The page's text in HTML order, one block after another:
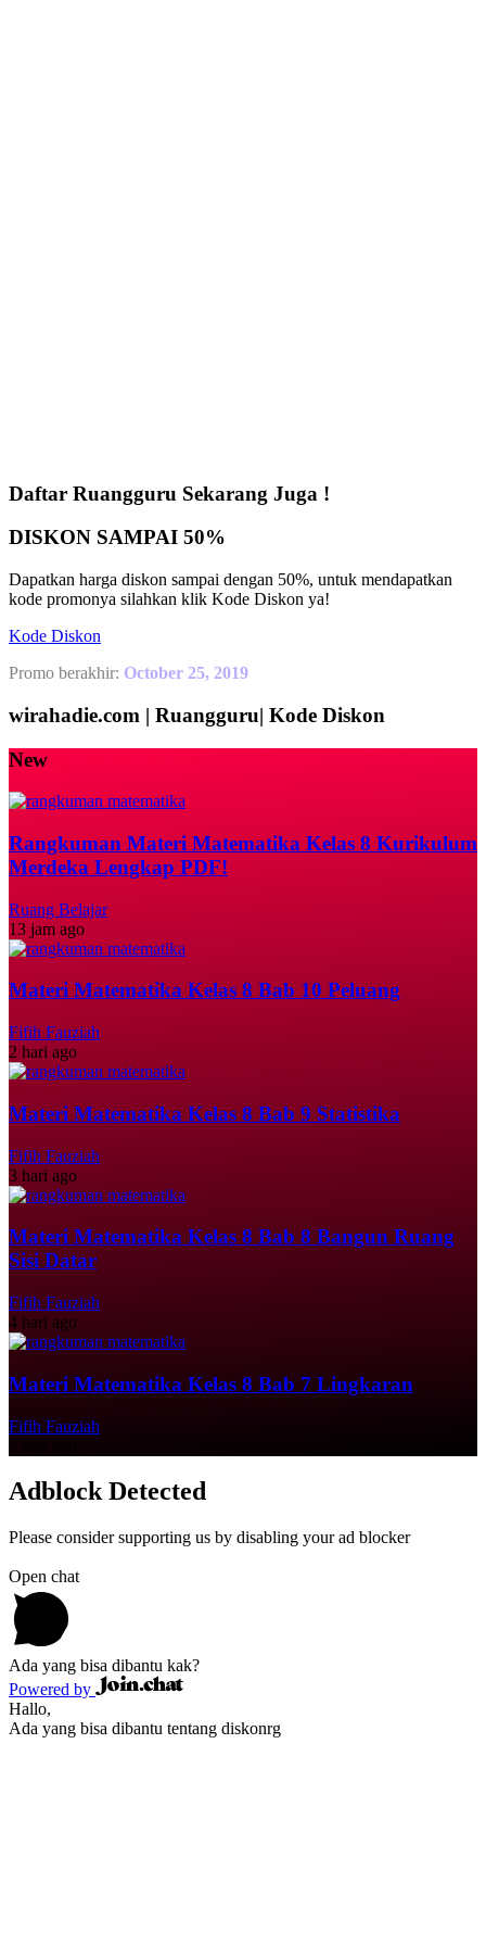
Daftar Ruangguru Sekarang Juga !
DISKON SAMPAI 50%
Dapatkan harga diskon sampai dengan 50%, untuk mendapatkan
kode promonya silahkan klik Kode Diskon ya!
Kode Diskon
Promo berakhir: October 25, 2019
wirahadie.com | Ruangguru| Kode Diskon
New
Rangkuman Materi Matematika Kelas 8 Kurikulum
Merdeka Lengkap PDF!
Ruang Belajar
13 jam ago
Materi Matematika Kelas 8 Bab 10 Peluang
Fifih Fauziah
2 hari ago
Materi Matematika Kelas 8 Bab 9 Statistika
Fifih Fauziah
3 hari ago
Materi Matematika Kelas 8 Bab 8 Bangun Ruang
Sisi Datar
Fifih Fauziah
4 hari ago
Materi Matematika Kelas 8 Bab 7 Lingkaran
Fifih Fauziah
Adblock Detected
Please consider supporting us by disabling your ad blocker
Open chat
Ada yang bisa dibantu kak?
Powered by
Hallo,
Ada yang bisa dibantu tentang diskonrg